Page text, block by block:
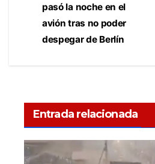
pasó la noche en el
avión tras no poder
despegar de Berlín
Entrada relacionada